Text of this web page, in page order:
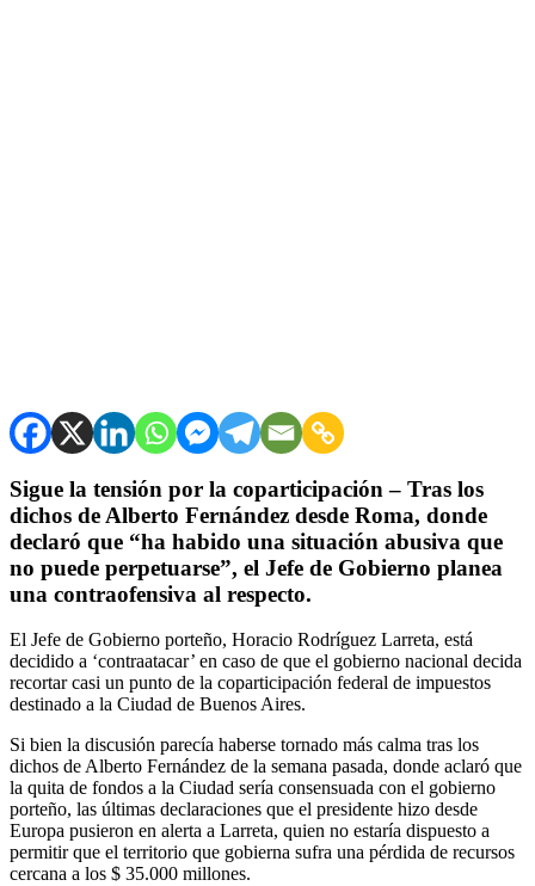
Sigue la tensión por la coparticipación – Tras los
dichos de Alberto Fernández desde Roma, donde
declaró que “ha habido una situación abusiva que
no puede perpetuarse”, el Jefe de Gobierno planea
una contraofensiva al respecto.
El Jefe de Gobierno porteño, Horacio Rodríguez Larreta, está
decidido a ‘contraatacar’ en caso de que el gobierno nacional decida
recortar casi un punto de la coparticipación federal de impuestos
destinado a la Ciudad de Buenos Aires.
Si bien la discusión parecía haberse tornado más calma tras los
dichos de Alberto Fernández de la semana pasada, donde aclaró que
la quita de fondos a la Ciudad sería consensuada con el gobierno
porteño, las últimas declaraciones que el presidente hizo desde
Europa pusieron en alerta a Larreta, quien no estaría dispuesto a
permitir que el territorio que gobierna sufra una pérdida de recursos
cercana a los $ 35.000 millones.